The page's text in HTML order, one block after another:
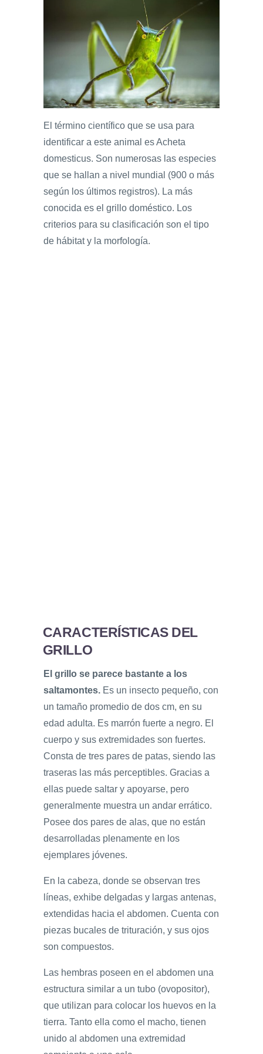
El término científico que se usa para
identificar a este animal es Acheta
domesticus. Son numerosas las especies
que se hallan a nivel mundial (900 o más
según los últimos registros). La más
conocida es el grillo doméstico. Los
criterios para su clasificación son el tipo
de hábitat y la morfología.
CARACTERÍSTICAS DEL
GRILLO
El grillo se parece bastante a los
saltamontes. Es un insecto pequeño, con
un tamaño promedio de dos cm, en su
edad adulta. Es marrón fuerte a negro. El
cuerpo y sus extremidades son fuertes.
Consta de tres pares de patas, siendo las
traseras las más perceptibles. Gracias a
ellas puede saltar y apoyarse, pero
generalmente muestra un andar errático.
Posee dos pares de alas, que no están
desarrolladas plenamente en los
ejemplares jóvenes.
En la cabeza, donde se observan tres
líneas, exhibe delgadas y largas antenas,
extendidas hacia el abdomen. Cuenta con
piezas bucales de trituración, y sus ojos
son compuestos.
Las hembras poseen en el abdomen una
estructura similar a un tubo (ovopositor),
que utilizan para colocar los huevos en la
tierra. Tanto ella como el macho, tienen
unido al abdomen una extremidad